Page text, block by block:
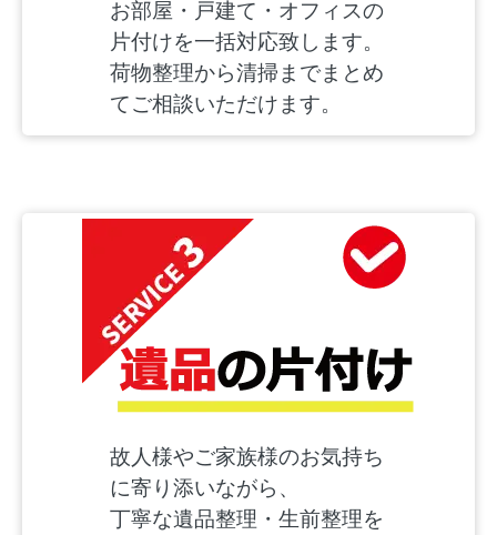
お部屋・戸建て・オフィスの
片付けを一括対応致します。
荷物整理から清掃までまとめ
てご相談いただけます。
故人様やご家族様のお気持ち
に寄り添いながら、
丁寧な遺品整理・生前整理を